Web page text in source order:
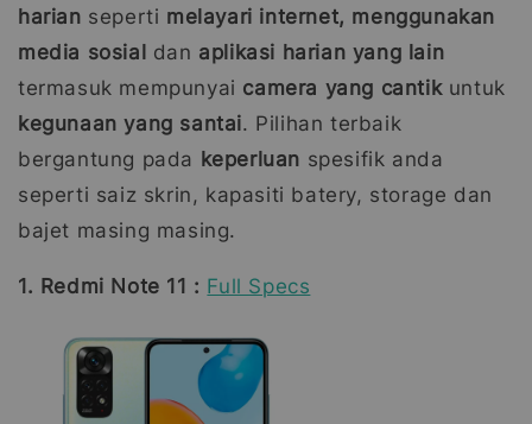
harian seperti melayari internet, menggunakan
media sosial dan aplikasi harian yang lain
termasuk mempunyai camera yang cantik untuk
kegunaan yang santai. Pilihan terbaik
bergantung pada keperluan spesifik anda
seperti saiz skrin, kapasiti batery, storage dan
bajet masing masing.
1. Redmi Note 11 : Full Specs